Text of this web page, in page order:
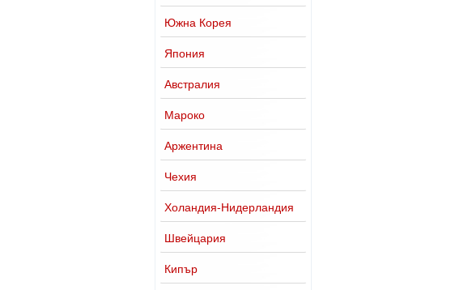
Южна Корея
Япония
Австралия
Мароко
Аржентина
Чехия
Холандия-Нидерландия
Швейцария
Кипър